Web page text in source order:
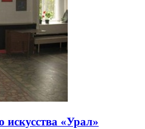
искусства «Урал»